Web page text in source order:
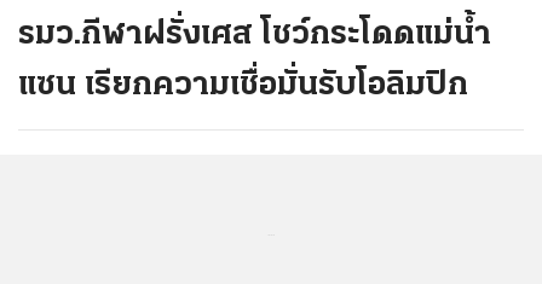
รมว.กีฬาฝรั่งเศส โชว์กระโดดแม่น้ำ
แซน เรียกความเชื่อมั่นรับโอลิมปิก